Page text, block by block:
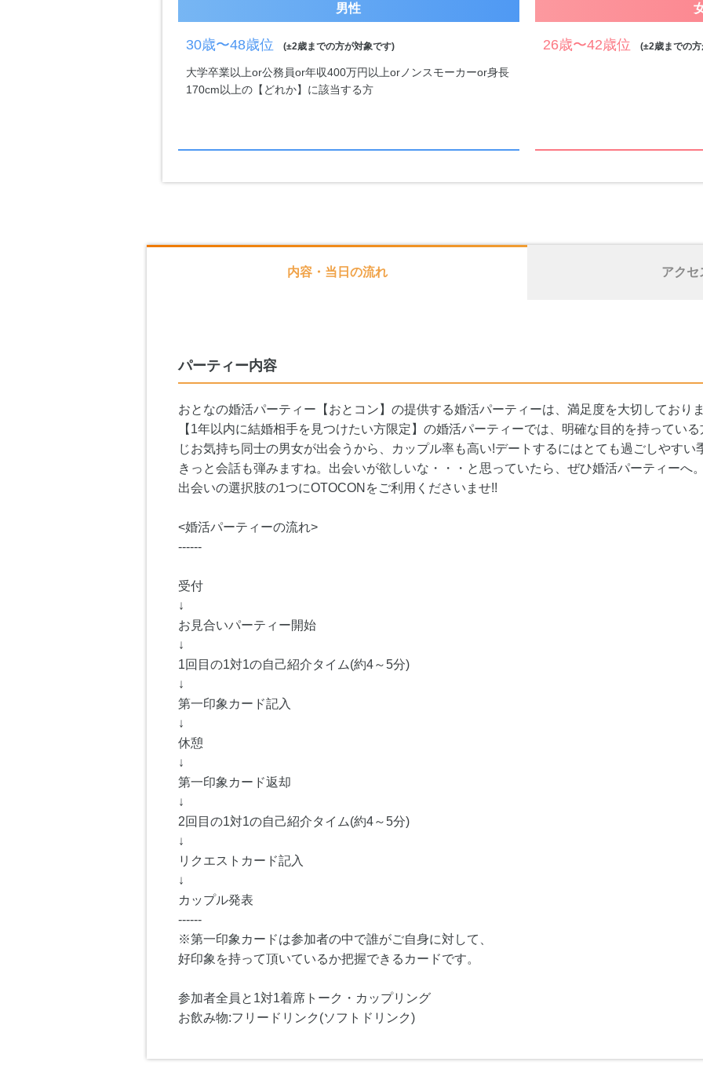
男性
30歳〜48歳位 (±2歳までの方が対象です)
大学卒業以上or公務員or年収400万円以上orノンスモーカーor身長
170cm以上の【どれか】に該当する方
26歳〜42歳位 (±2歳までの方
内容・当日の流れ アクセ
パーティー内容
おとなの婚活パーティー【おとコン】の提供する婚活パーティーは、満足度を大切しており
【1年以内に結婚相手を見つけたい方限定】の婚活パーティーでは、明確な目的を持ってい
じお気持ち同士の男女が出会うから、カップル率も高い!デートするにはとても過ごしやすい
きっと会話も弾みますね。出会いが欲しいな・・・と思っていたら、ぜひ婚活パーティーへ
出会いの選択肢の1つにOTOCONをご利用くださいませ!!
<婚活パーティーの流れ>
------
受付
↓
お見合いパーティー開始
↓
1回目の1対1の自己紹介タイム(約4～5分)
↓
第一印象カード記入
↓
休憩
↓
第一印象カード返却
↓
2回目の1対1の自己紹介タイム(約4～5分)
↓
リクエストカード記入
↓
カップル発表
------
※第一印象カードは参加者の中で誰がご自身に対して、
好印象を持って頂いているか把握できるカードです。
参加者全員と1対1着席トーク・カップリング
お飲み物:フリードリンク(ソフトドリンク)